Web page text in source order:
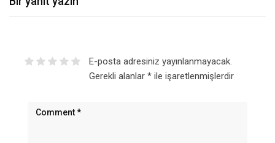
E-posta adresiniz yayınlanmayacak.
Gerekli alanlar *ile işaretlenmişlerdir